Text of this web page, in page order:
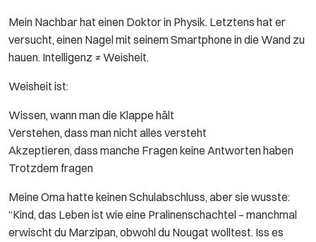
Mein Nachbar hat einen Doktor in Physik. Letztens hat er
versucht, einen Nagel mit seinem Smartphone in die Wand zu
hauen. Intelligenz ≠ Weisheit.
Weisheit ist:
Wissen, wann man die Klappe hält
Verstehen, dass man nicht alles versteht
Akzeptieren, dass manche Fragen keine Antworten haben
Trotzdem fragen
Meine Oma hatte keinen Schulabschluss, aber sie wusste:
“Kind, das Leben ist wie eine Pralinenschachtel – manchmal
erwischt du Marzipan, obwohl du Nougat wolltest. Iss es